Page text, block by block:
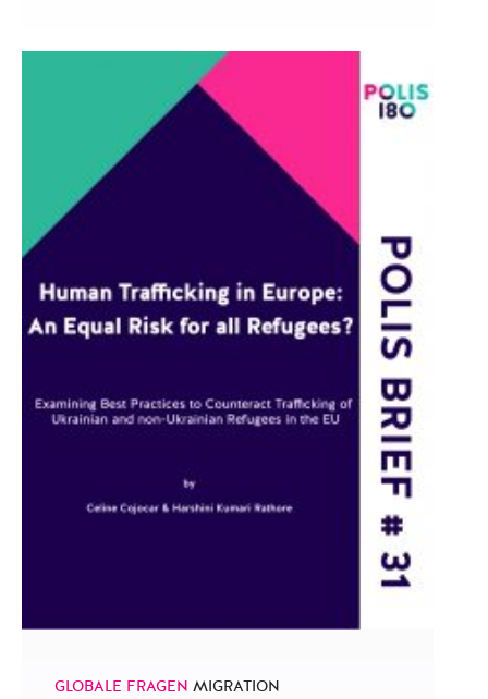
GLOBALE FRAGEN MIGRATION